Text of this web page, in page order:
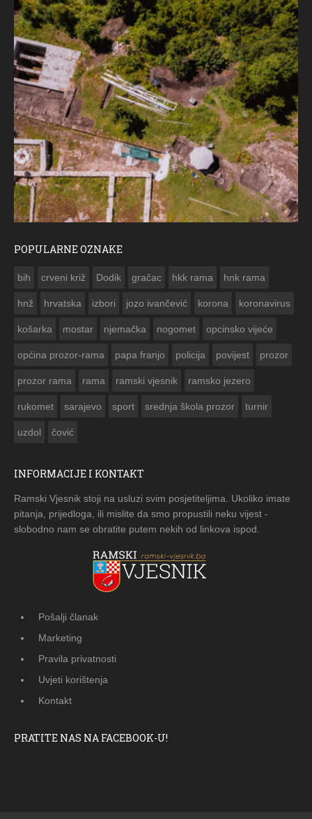
POPULARNE OZNAKE
bih crveni križ Dodik gračac hkk rama hnk rama
hnž hrvatska izbori jozo ivančević korona koronavirus
košarka mostar njemačka nogomet opcinsko vijeće
općina prozor-rama papa franjo policija povijest prozor
prozor rama rama ramski vjesnik ramsko jezero
rukomet sarajevo sport srednja škola prozor turnir
uzdol čović
INFORMACIJE I KONTAKT
Ramski Vjesnik stoji na usluzi svim posjetiteljima. Ukoliko imate
pitanja, prijedloga, ili mislite da smo propustili neku vijest -
slobodno nam se obratite putem nekih od linkova ispod.
Pošalji članak
Marketing
Pravila privatnosti
Uvjeti korištenja
Kontakt
PRATITE NAS NA FACEBOOK-U!